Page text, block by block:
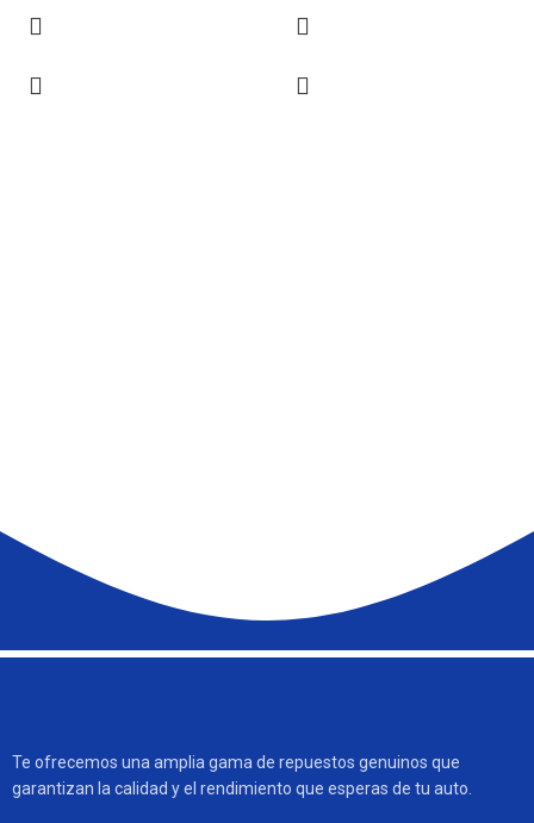
Te ofrecemos una amplia gama de repuestos genuinos que
garantizan la calidad y el rendimiento que esperas de tu auto.